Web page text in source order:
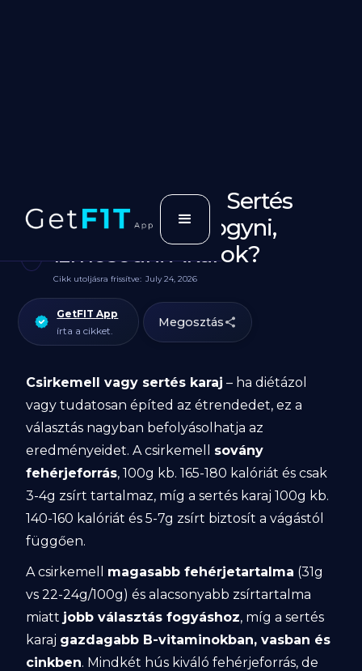
Csirkemell vagy Sertés
Karaj jobb ha Fogyni,
Izmosodni Akarok?
Cikk utoljásra frissítve: July 24, 2026
GetFIT App
írta a cikket.
Megosztás
Csirkemell vagy sertés karaj – ha diétázol
vagy tudatosan építed az étrendedet, ez a
választás nagyban befolyásolhatja az
eredményeidet. A csirkemell sovány
fehérjeforrás, 100g kb. 165-180 kalóriát és csak
3-4g zsírt tartalmaz, míg a sertés karaj 100g kb.
140-160 kalóriát és 5-7g zsírt biztosít a vágástól
függően.
A csirkemell magasabb fehérjetartalma (31g
vs 22-24g/100g) és alacsonyabb zsírtartalma
miatt jobb választás fogyáshoz, míg a sertés
karaj gazdagabb B-vitaminokban, vasban és
cinkben. Mindkét hús kiváló fehérjeforrás, de